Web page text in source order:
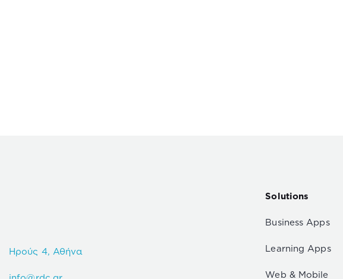
Ηρούς 4, Αθήνα
Solutions
Business Apps
Learning Apps
Web & Mobile